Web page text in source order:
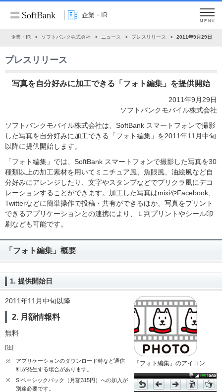
企業・IR
MENU
企業・IR ソフトバンク株式会社 ニュース プレスリリース 2011年9月29日
プレスリリース
写真を自分好みに加工できる「フォト編集」を提供開始
2011年9月29日
ソフトバンクモバイル株式会社
ソフトバンクモバイル株式会社は、SoftBank スマートフォンで撮影
した写真を自分好みに加工できる「フォト編集」を2011年11月中旬
以降に提供開始します。
「フォト編集」では、SoftBank スマートフォンで撮影した写真を30
種類以上の加工素材を用いてミニチュア風、魚眼風、油絵風など自
分好みにアレンジしたり、文字やスタンプなどでプリクラ風にデコ
レーションすることができます。加工した写真はmixiやFacebook、
Twitterなどに簡単操作で投稿・共有ができるほか、写真をプリント
できるアプリケーションとの連携により、Ｌ判プリントやシール印
刷なども可能です。
「フォト編集」概要
1. 提供開始日
「フォト編集」のアイコン
2011年11月中旬以降
2. 月額情報料
無料
[注]
※
アプリケーションのダウンロード時など通信
料が発生する場合があります。
※
S!ベーシックパック（月額315円）への加入が
別途必要です。